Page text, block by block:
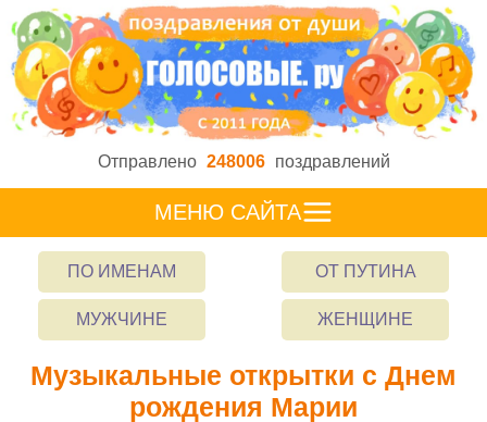
Отправлено 248006 поздравлений
МЕНЮ САЙТА
ПО ИМЕНАМ ОТ ПУТИНА
МУЖЧИНЕ ЖЕНЩИНЕ
Музыкальные открытки с Днем
рождения Марии